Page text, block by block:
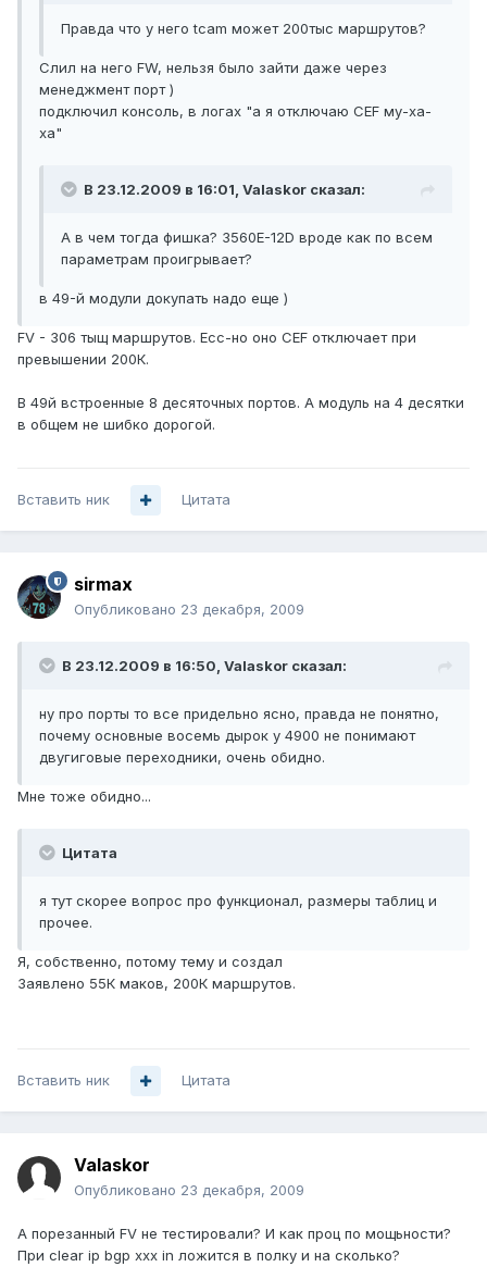
Правда что у него tcam может 200тыс маршрутов?
Слил на него FW, нельзя было зайти даже через
менеджмент порт )
подключил консоль, в логах "а я отключаю CEF му-ха-
ха"
В 23.12.2009 в 16:01, Valaskor сказал:
А в чем тогда фишка? 3560E-12D вроде как по всем
параметрам проигрывает?
в 49-й модули докупать надо еще )
FV - 306 тыщ маршрутов. Есс-но оно CEF отключает при
превышении 200К.
В 49й встроенные 8 десяточных портов. А модуль на 4 десятки
в общем не шибко дорогой.
Вставить ник Цитата
sirmax
Опубликовано 23 декабря, 2009
В 23.12.2009 в 16:50, Valaskor сказал:
ну про порты то все придельно ясно, правда не понятно,
почему основные восемь дырок у 4900 не понимают
двугиговые переходники, очень обидно.
Мне тоже обидно...
Цитата
я тут скорее вопрос про функционал, размеры таблиц и
прочее.
Я, собственно, потому тему и создал
Заявлено 55К маков, 200К маршрутов.
Вставить ник Цитата
Valaskor
Опубликовано 23 декабря, 2009
А порезанный FV не тестировали? И как проц по мощьности?
При clear ip bgp xxx in ложится в полку и на сколько?